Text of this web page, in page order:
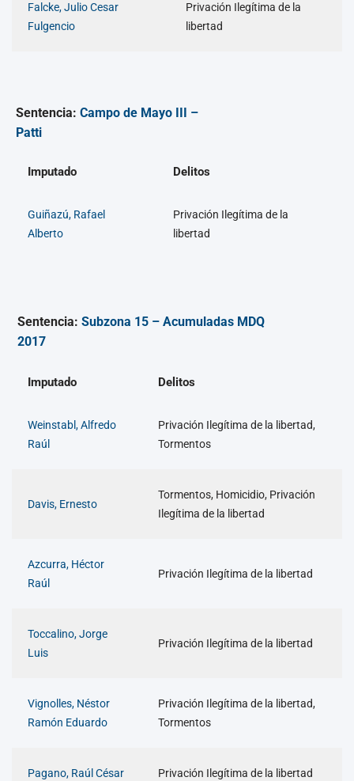
Falcke, Julio Cesar
Fulgencio
Privación Ilegítima de la
libertad
Sentencia:Campo de Mayo III –
Patti
Imputado Delitos
Guiñazú, Rafael
Alberto
Privación Ilegítima de la
libertad
Sentencia:Subzona 15 – Acumuladas MDQ
2017
Imputado Delitos
Weinstabl, Alfredo
Raúl
Privación Ilegítima de la libertad,
Tormentos
Davis, Ernesto
Tormentos, Homicidio, Privación
Ilegítima de la libertad
Azcurra, Héctor
Raúl
Privación Ilegítima de la libertad
Toccalino, Jorge
Luis
Privación Ilegítima de la libertad
Vignolles, Néstor
Ramón Eduardo
Privación Ilegítima de la libertad,
Tormentos
Pagano, Raúl César Privación Ilegítima de la libertad